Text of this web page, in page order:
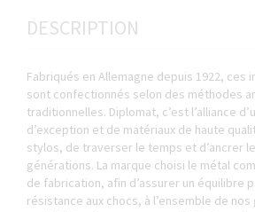
DESCRIPTION
Fabriqués en Allemagne depuis 1922, ces
sont confectionnés selon des méthodes
traditionnelles. Diplomat, c’est l’alliance
d’exception et de matériaux de haute
stylos, de traverser le temps et d’ancrer
générations. La marque choisi le métal
de fabrication, afin d’assurer un équilibre
résistance aux chocs, à l’ensemble de